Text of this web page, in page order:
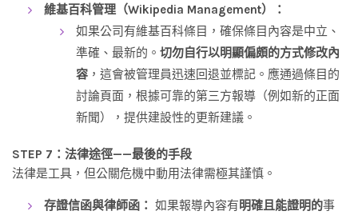
維基百科管理（Wikipedia Management）：
如果公司有維基百科條目，確保條目內容是中立、
準確、最新的。 切勿自行以明顯偏頗的方式修改內
容 ，這會被管理員迅速回退並標記。應通過條目的
討論頁面，根據可靠的第三方報導（例如新的正面
新聞），提供建設性的更新建議。
STEP 7：法律途徑——最後的手段
法律是工具，但公關危機中動用法律需極其謹慎。
存證信函與律師函： 如果報導內容有明確且能證明的事